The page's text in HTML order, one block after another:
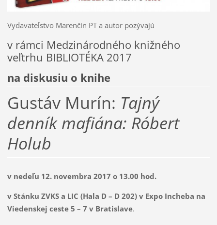
Vydavateľstvo Marenčin PT a autor pozývajú
v rámci Medzinárodného knižného
veľtrhu BIBLIOTÉKA 2017
na diskusiu o knihe
Gustáv Murín: Tajný
denník mafiána: Róbert
Holub
v nedeľu 12. novembra 2017 o 13.00 hod.
v Stánku ZVKS a LIC (Hala D – D 202) v Expo Incheba na
Viedenskej ceste 5 – 7 v Bratislave.